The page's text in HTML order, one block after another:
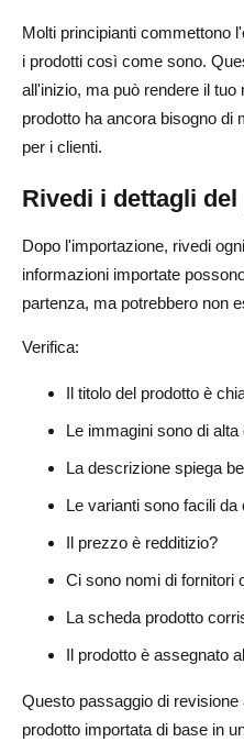
Molti principianti commettono
i prodotti così come sono.
all'inizio, ma può rendere il
prodotto ha ancora bisogno di
per i clienti.
Rivedi i dettagli
Dopo l'importazione, rivedi
informazioni importate
partenza, ma potrebbero non
Verifica:
Il titolo del prodotto è
Le immagini sono di alta
La descrizione spiega
Le varianti sono facili da
Il prezzo è redditizio?
Ci sono nomi di fornitori
La scheda prodotto
Il prodotto è assegnato
Questo passaggio di
prodotto importata di base in